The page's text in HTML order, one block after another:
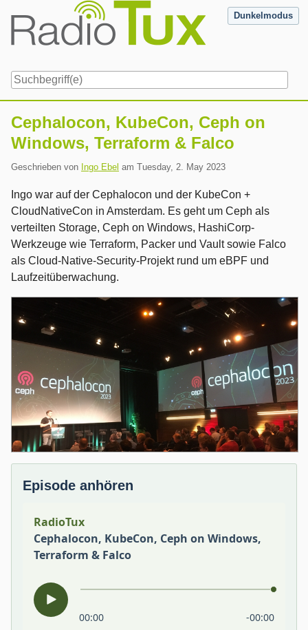
content
Dunkelmodus
Cephalocon, KubeCon, Ceph on
Windows, Terraform & Falco
Geschrieben von Ingo Ebel am Tuesday, 2. May 2023
Ingo war auf der Cephalocon und der KubeCon +
CloudNativeCon in Amsterdam. Es geht um Ceph als
verteilten Storage, Ceph on Windows, HashiCorp-
Werkzeuge wie Terraform, Packer und Vault sowie Falco
als Cloud-Native-Security-Projekt rund um eBPF und
Laufzeitüberwachung.
Episode anhören